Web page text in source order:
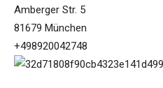
Amberger Str. 5
81679 München
+498920042748